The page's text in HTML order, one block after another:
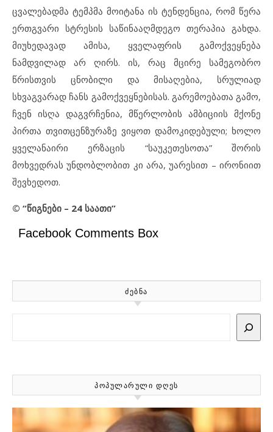
ცვალებადმა ტემპმა მოიტანა ის ტენდენცია, რომ წერა
ერთგვარი სტრესის საწინააღმდეგო თერაპია გახდა.
მიუხედავად ამისა, ყველაფრის გამოქვეყნება
ნამდვილად არ ღირს. ის, რაც მცირე სამეგობრო
წრისთვის ცნობილი და მისაღებია, სრულიად
სხვაგვარად ჩანს გამოქვეყნებისას. გარემოებათა გამო,
ჩვენ ისღა დაგვრჩენია, მწერლობის ამბიციის მქონე
პირთა თვითცენზურაზე ვიყოთ დამოკიდებული; ხოლო
ყველანაირი ერზაცის “საუკეთესოთა” შორის
მოხვედრას უნდობლობით კი არა, უარესით – ირონიით
შევხედოთ.
© “წიგნები – 24 საათი”
Facebook Comments Box
ᲫᲔᲑᲜᲐ
ᲞᲝᲞᲣᲚᲐᲠᲣᲚᲘ ᲓᲦᲔᲡ